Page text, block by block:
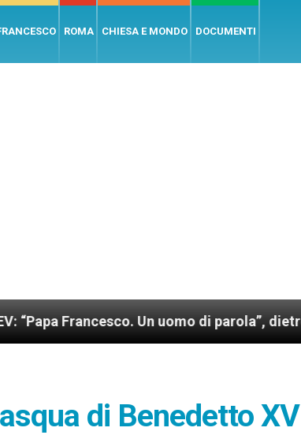
ROMA CHIESA E MONDO DOCUMENTI
Un uomo di parola”, dietro le quinte
di Benedetto